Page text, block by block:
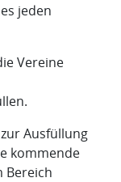
jeden
Vereine
Ausfüllung
kommende
Bereich